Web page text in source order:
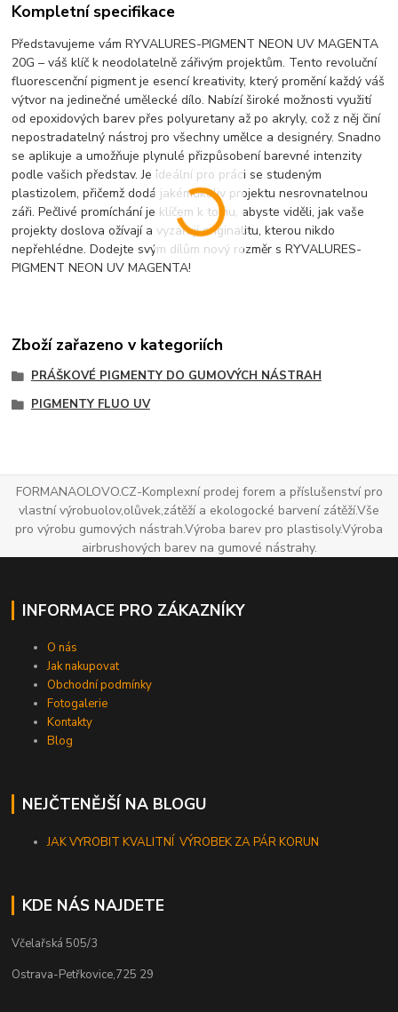
Kompletní specifikace
Představujeme vám RYVALURES-PIGMENT NEON UV MAGENTA
20G – váš klíč k neodolatelně zářivým projektům. Tento revoluční
fluorescenční pigment je esencí kreativity, který promění každý váš
výtvor na jedinečné umělecké dílo. Nabízí široké možnosti využití
od epoxidových barev přes polyuretany až po akryly, což z něj činí
nepostradatelný nástroj pro všechny umělce a designéry. Snadno
se aplikuje a umožňuje plynulé přizpůsobení barevné intenzity
podle vašich představ. Je ideální pro práci se studeným
plastizolem, přičemž dodá jakémukoliv projektu nesrovnatelnou
záři. Pečlivé promíchání je klíčem k tomu, abyste viděli, jak vaše
projekty doslova ožívají a vyzařují originalitu, kterou nikdo
nepřehlédne. Dodejte svým dílům nový rozměr s RYVALURES-
PIGMENT NEON UV MAGENTA!
Zboží zařazeno v kategoriích
PRÁŠKOVÉ PIGMENTY DO GUMOVÝCH NÁSTRAH
PIGMENTY FLUO UV
FORMANAOLOVO.CZ-Komplexní prodej forem a příslušenství pro
vlastní výrobuolov,olůvek,zátěží a ekologocké barvení zátěží.Vše
pro výrobu gumových nástrah.Výroba barev pro plastisoly.Výroba
airbrushových barev na gumové nástrahy.
INFORMACE PRO ZÁKAZNÍKY
O nás
Jak nakupovat
Obchodní podmínky
Fotogalerie
Kontakty
Blog
NEJČTENĚJŠÍ NA BLOGU
JAK VYROBIT KVALITNÍ VÝROBEK ZA PÁR KORUN
KDE NÁS NAJDETE
Včelařská 505/3
Ostrava-Petřkovice,725 29